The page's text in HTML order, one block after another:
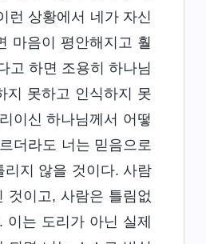
런 상황에서 네가 자신
마음이 평안해지고 훨
고 하면 조용히 하나님
지 못하고 인식하지 못
이신 하나님께서 어떻
더라도 너는 믿음으로
리지 않을 것이다. 사람
것이고, 사람은 틀림없
는 도리가 아닌 실제